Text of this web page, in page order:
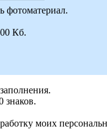
фотоматериал.
Кб.
знаков.
моих